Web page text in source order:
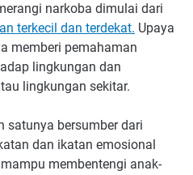
narkoba dimulai dari
terkecil dan terdekat. Upaya
memberi pemahaman
lingkungan dan
lingkungan sekitar.
satunya bersumber dari
dan ikatan emosional
membentengi anak-